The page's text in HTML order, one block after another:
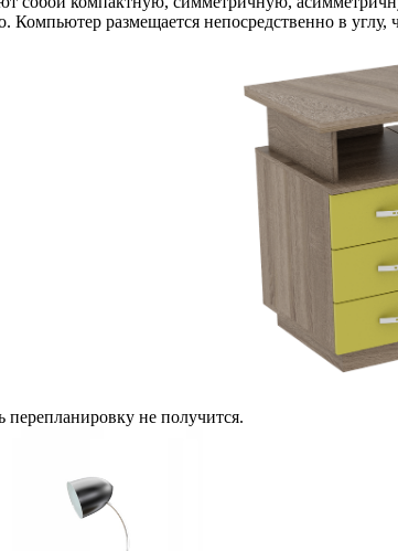
Компьютер размещается непосредственно в
перепланировку не получится.